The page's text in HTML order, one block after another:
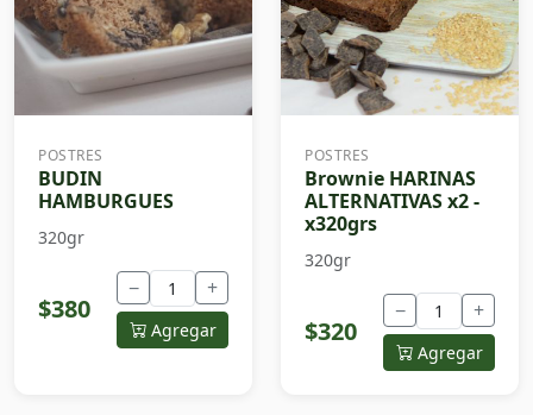
POSTRES
BUDIN
HAMBURGUES
320gr
$380
− +
Agregar
POSTRES
Brownie HARINAS
ALTERNATIVAS x2 -
x320grs
320gr
$320
− +
Agregar